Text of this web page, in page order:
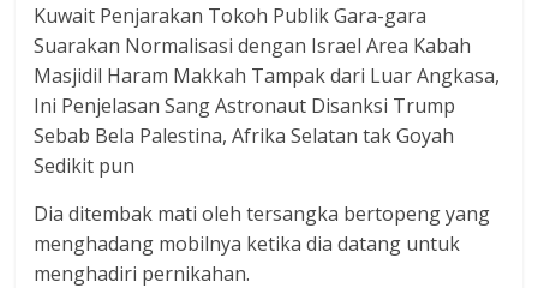
Kuwait Penjarakan Tokoh Publik Gara-gara
Suarakan Normalisasi dengan Israel Area Kabah
Masjidil Haram Makkah Tampak dari Luar Angkasa,
Ini Penjelasan Sang Astronaut Disanksi Trump
Sebab Bela Palestina, Afrika Selatan tak Goyah
Sedikit pun
Dia ditembak mati oleh tersangka bertopeng yang
menghadang mobilnya ketika dia datang untuk
menghadiri pernikahan.